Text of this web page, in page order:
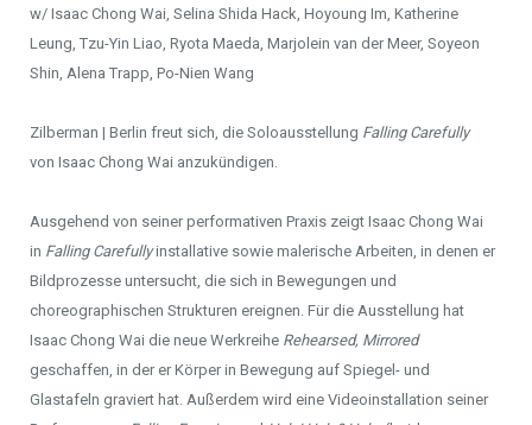
w/ Isaac Chong Wai, Selina Shida Hack, Hoyoung Im, Katherine
Leung, Tzu-Yin Liao, Ryota Maeda, Marjolein van der Meer, Soyeon
Shin, Alena Trapp, Po-Nien Wang
Zilberman | Berlin freut sich, die Soloausstellung Falling Carefully
von Isaac Chong Wai anzukündigen.
Ausgehend von seiner performativen Praxis zeigt Isaac Chong Wai
in Falling Carefullyinstallative sowie malerische Arbeiten, in denen er
Bildprozesse untersucht, die sich in Bewegungen und
choreographischen Strukturen ereignen. Für die Ausstellung hat
Isaac Chong Wai die neue Werkreihe Rehearsed, Mirrored
geschaffen, in der er Körper in Bewegung auf Spiegel- und
Glastafeln graviert hat. Außerdem wird eine Videoinstallation seiner